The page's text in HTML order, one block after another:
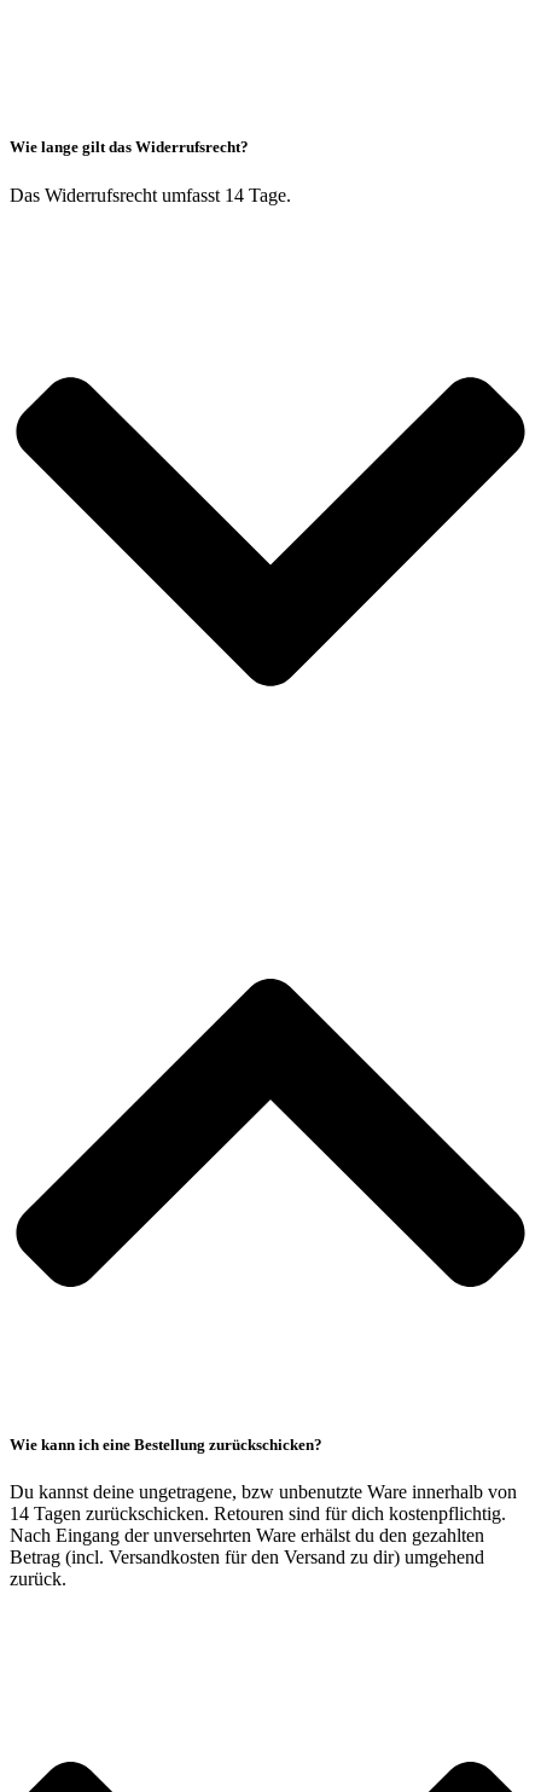
Wie lange gilt das Widerrufsrecht?
Das Widerrufsrecht umfasst 14 Tage.
Wie kann ich eine Bestellung zurückschicken?
Du kannst deine ungetragene, bzw unbenutzte Ware innerhalb von
14 Tagen zurückschicken. Retouren sind für dich kostenpflichtig.
Nach Eingang der unversehrten Ware erhälst du den gezahlten
Betrag (incl. Versandkosten für den Versand zu dir) umgehend
zurück.